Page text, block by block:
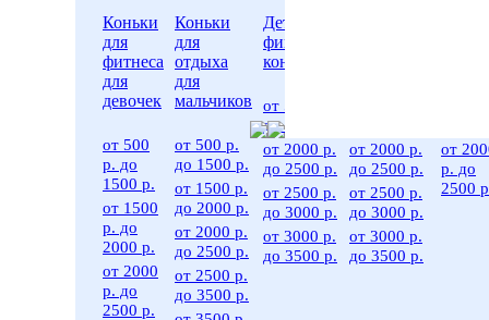
Коньки
для
фитнеса
для
девочек
от 500
р. до
1500 р.
от 1500
р. до
2000 р.
от 2000
р. до
2500 р.
Коньки
для
отдыха
для
мальчиков
от 500 р.
до 1500 р.
от 1500 р.
до 2000 р.
от 2000 р.
до 2500 р.
от 2500 р.
до 3500 р.
Детские
фигурные
коньки
от 500 р.
до 2000 р.
от 2000 р.
до 2500 р.
от 2500 р.
до 3000 р.
от 3000 р.
до 3500 р.
от 2000 р.
до 2500 р.
от 2500 р.
до 3000 р.
от 3000 р.
до 3500 р.
от
р. до
2500